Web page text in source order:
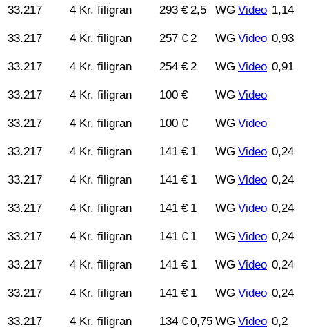
33.217 4 Kr. filigran 293 € 2,5 WG Video 1,14
33.217 4 Kr. filigran 257 € 2 WG Video 0,93
33.217 4 Kr. filigran 254 € 2 WG Video 0,91
33.217 4 Kr. filigran 100 € WG Video
33.217 4 Kr. filigran 100 € WG Video
33.217 4 Kr. filigran 141 € 1 WG Video 0,24
33.217 4 Kr. filigran 141 € 1 WG Video 0,24
33.217 4 Kr. filigran 141 € 1 WG Video 0,24
33.217 4 Kr. filigran 141 € 1 WG Video 0,24
33.217 4 Kr. filigran 141 € 1 WG Video 0,24
33.217 4 Kr. filigran 141 € 1 WG Video 0,24
33.217 4 Kr. filigran 134 € 0,75 WG Video 0,2